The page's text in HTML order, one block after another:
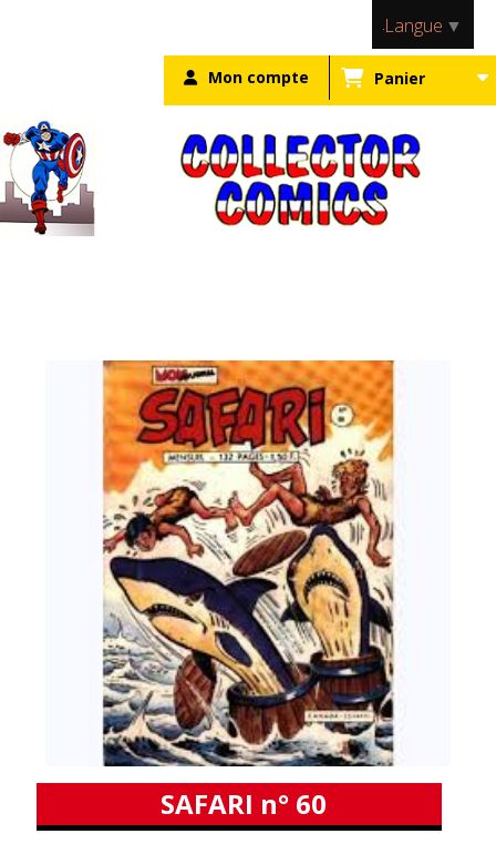
Mon compte Panier
SAFARI n° 60
Langue ▼